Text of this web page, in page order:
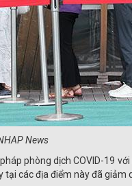
News
phòng dịch COVID-19
các địa điểm này đã giảm